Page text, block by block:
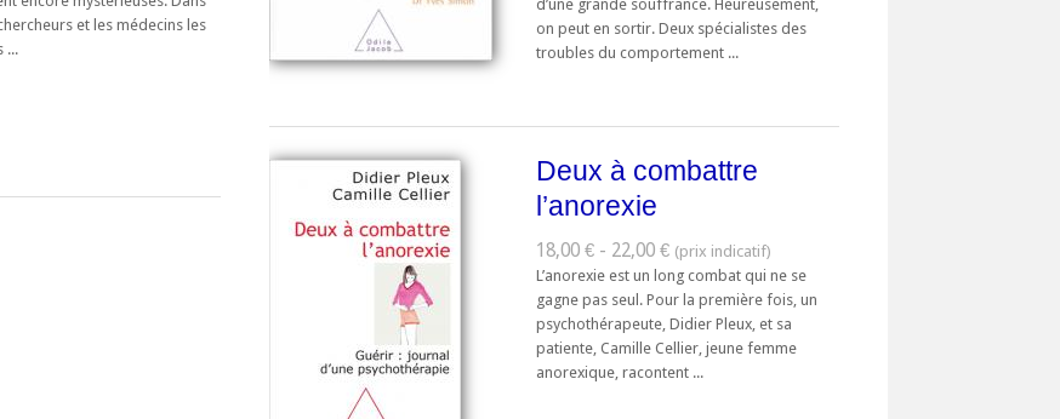
et les médecins les
...
d’une grande souffrance. Heureusement,
on peut en sortir. Deux spécialistes des
troubles du comportement ...
Deux à combattre
l’anorexie
18,00 € - 22,00 €
L’anorexie est un long combat qui ne se
gagne pas seul. Pour la première fois, un
psychothérapeute, Didier Pleux, et sa
patiente, Camille Cellier, jeune femme
anorexique, racontent ...